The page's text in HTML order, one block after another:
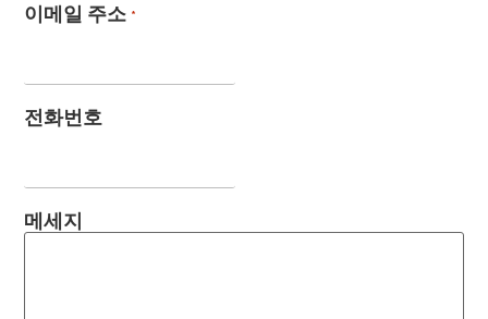
이메일 주소 *
전화번호
메세지